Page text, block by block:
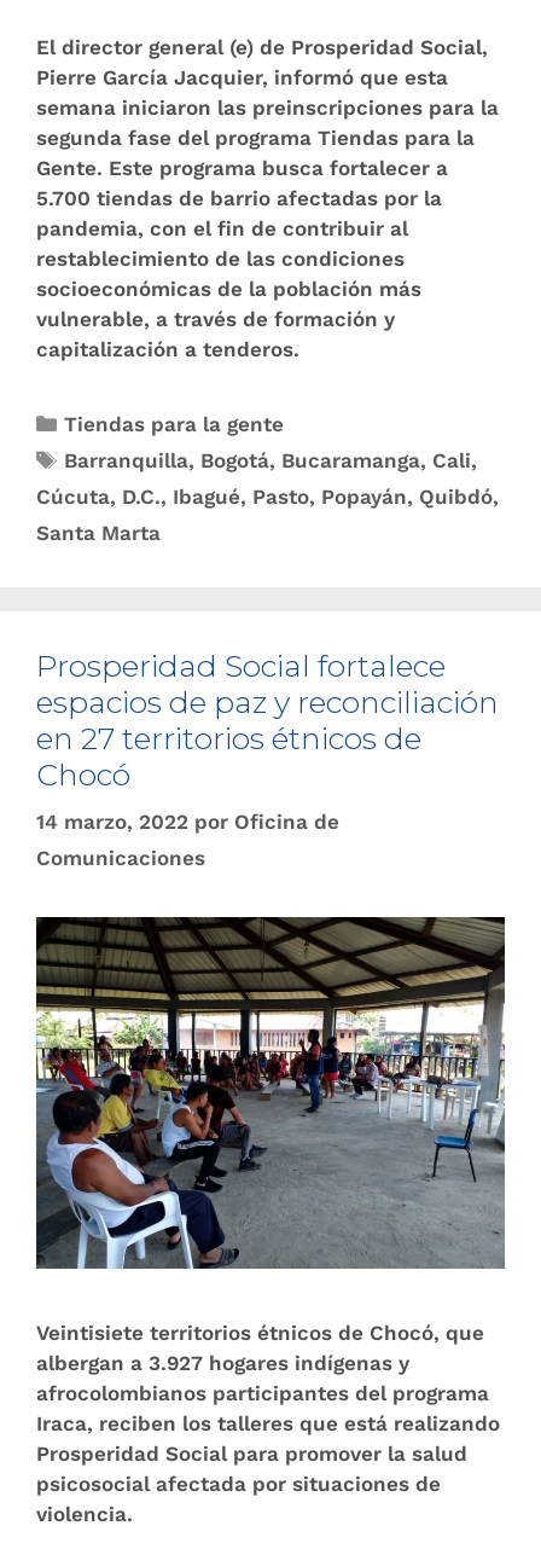
El director general (e) de Prosperidad Social,
Pierre García Jacquier, informó que esta
semana iniciaron las preinscripciones para la
segunda fase del programa Tiendas para la
Gente. Este programa busca fortalecer a
5.700 tiendas de barrio afectadas por la
pandemia, con el fin de contribuir al
restablecimiento de las condiciones
socioeconómicas de la población más
vulnerable, a través de formación y
capitalización a tenderos.
Tiendas para la gente
Barranquilla, Bogotá, Bucaramanga, Cali,
Cúcuta, D.C., Ibagué, Pasto, Popayán, Quibdó,
Santa Marta
Prosperidad Social fortalece
espacios de paz y reconciliación
en 27 territorios étnicos de
Chocó
14 marzo, 2022 por Oficina de
Comunicaciones
Veintisiete territorios étnicos de Chocó, que
albergan a 3.927 hogares indígenas y
afrocolombianos participantes del programa
Iraca, reciben los talleres que está realizando
Prosperidad Social para promover la salud
psicosocial afectada por situaciones de
violencia.